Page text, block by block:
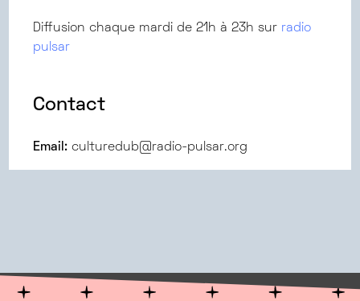
Diffusion chaque mardi de 21h à 23h sur radio
pulsar
Contact
Email: culturedub@radio-pulsar.org